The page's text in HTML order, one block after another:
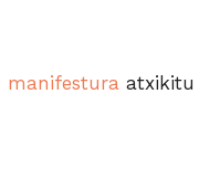
manifestura atxikitu